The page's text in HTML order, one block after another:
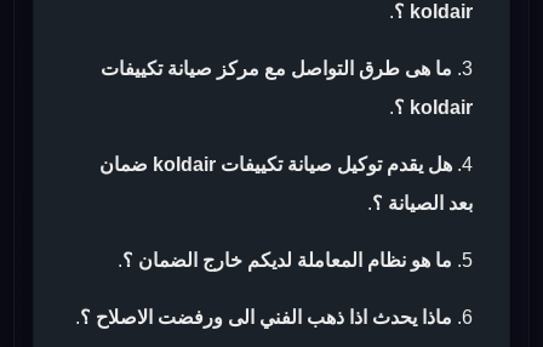
koldair ؟
.
ما هى طرق التواصل مع مركز صيانة تكييفات
koldair ؟
.
هل يقدم توكيل صيانة تكييفات koldair ضمان
بعد الصيانة ؟.
ما هو نظام المعاملة لديكم خارج الضمان ؟.
ماذا يحدث اذا ذهب الفني الى ورفضت الاصلاح ؟.